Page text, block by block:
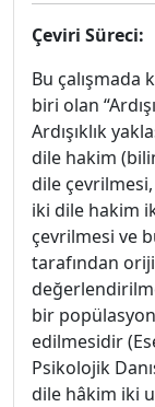
Çeviri Süreci:
Bu çalışmada
biri olan
Ardışıklık
dile hakim
dile
iki dile hakim
çevrilmesi ve
tarafından
bir
edilmesidir
Psikolojik
dile hâkim iki